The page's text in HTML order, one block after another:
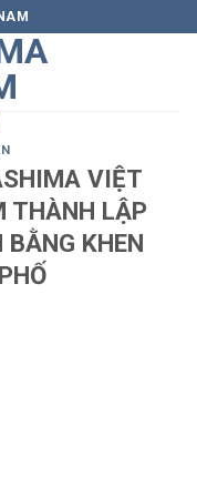
VIỆT
THÀNH LẬP
KHEN